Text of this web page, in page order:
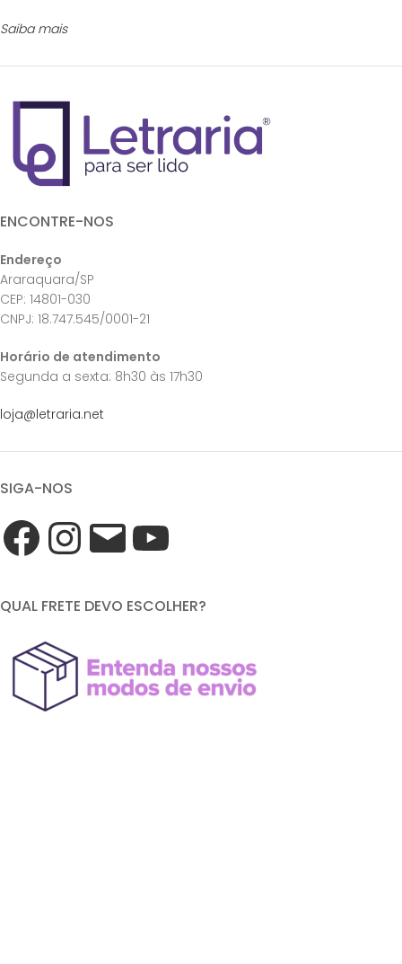
Saiba mais
ENCONTRE-NOS
Endereço
Araraquara/SP
CEP: 14801-030
CNPJ: 18.747.545/0001-21
Horário de atendimento
Segunda a sexta: 8h30 às 17h30
loja@letraria.net
SIGA-NOS
QUAL FRETE DEVO ESCOLHER?